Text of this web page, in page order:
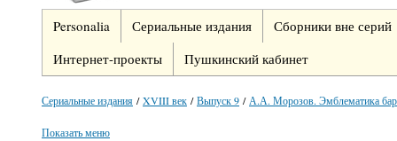
Personalia Сериальные издания
Сборники вне серий
Интернет-проекты
Пушкинский кабинет
Сериальные издания /XVIII век /Выпуск 9 / А.А. Морозов. Эмблематика
Показать меню